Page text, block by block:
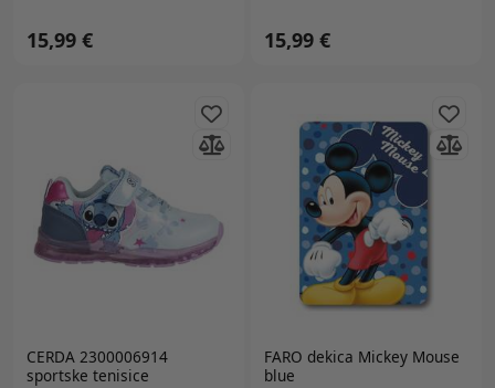
15,99 € 15,99 €
CERDA 2300006914
sportske tenisice
FARO dekica Mickey Mouse
blue